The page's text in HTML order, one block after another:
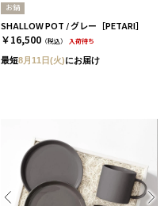
お鍋
SHALLOW POT / グレー［PETARI］
￥16,500 （税込） 入荷待ち
最短8月11日(火)にお届け